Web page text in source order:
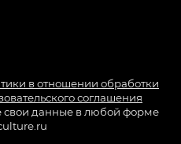
в отношении обработки
соглашения
свои данные в любой форме